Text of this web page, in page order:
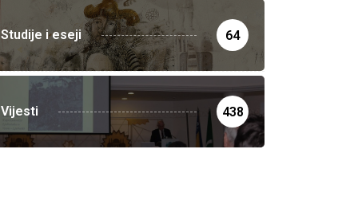
Studije i eseji 64
Vijesti 438